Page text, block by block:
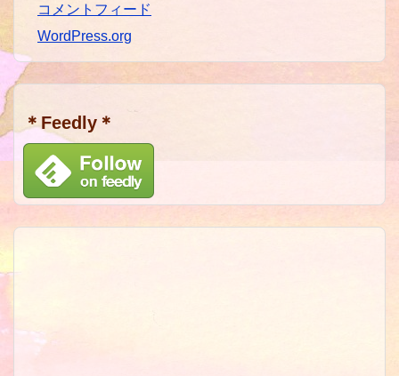
コメントフィード
WordPress.org
＊Feedly＊